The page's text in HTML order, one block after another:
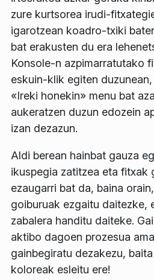
zure kurtsorea irudi-
igarotzean koadro-txiki
bat erakusten du era
Konsole-n azpimarratutako
eskuin-klik egiten
«Ireki honekin» menu bat
aukeratzen duzun edozein
izan dezazun.
Aldi berean hainbat gauza
ikuspegia zatitzea eta fitxak
ezaugarri bat da, baina
goiburuak ezgaitu daitezke,
zabalera handitu daiteke.
aktibo dagoen prozesua
gainbegiratu dezakezu,
koloreak esleitu ere!